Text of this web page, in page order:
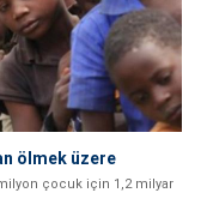
ölmek üzere
milyon çocuk için 1,2 milyar